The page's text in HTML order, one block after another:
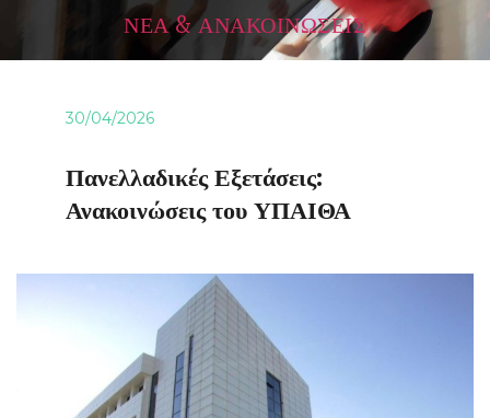
ΝΕΑ & ΑΝΑΚΟΙΝΩΣΕΙΣ
30/04/2026
Πανελλαδικές Εξετάσεις:
Ανακοινώσεις του ΥΠΑΙΘΑ